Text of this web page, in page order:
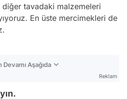
diğer tavadaki malzemeleri
En üste mercimekleri de
Aşağıda
Reklam